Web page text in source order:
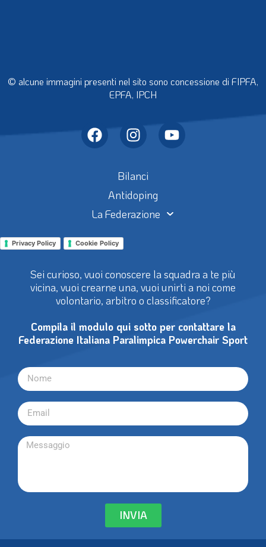
© alcune immagini presenti nel sito sono concessione di FIPFA,
EPFA, IPCH
Bilanci
Antidoping
La Federazione
Privacy Policy Cookie Policy
Sei curioso, vuoi conoscere la squadra a te più
vicina, vuoi crearne una, vuoi unirti a noi come
volontario, arbitro o classificatore?
Compila il modulo qui sotto per contattare la
Federazione Italiana Paralimpica Powerchair Sport
INVIA